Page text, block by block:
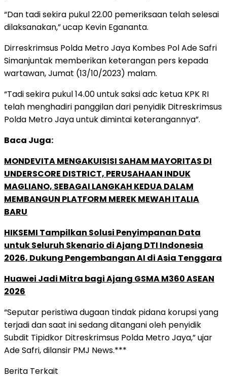
“Dan tadi sekira pukul 22.00 pemeriksaan telah selesai
dilaksanakan,” ucap Kevin Egananta.
Dirreskrimsus Polda Metro Jaya Kombes Pol Ade Safri
Simanjuntak memberikan keterangan pers kepada
wartawan, Jumat (13/10/2023) malam.
“Tadi sekira pukul 14.00 untuk saksi adc ketua KPK RI
telah menghadiri panggilan dari penyidik Ditreskrimsus
Polda Metro Jaya untuk dimintai keterangannya”.
Baca Juga:
MONDEVITA MENGAKUISISI SAHAM MAYORITAS DI
UNDERSCORE DISTRICT, PERUSAHAAN INDUK
MAGLIANO, SEBAGAI LANGKAH KEDUA DALAM
MEMBANGUN PLATFORM MEREK MEWAH ITALIA
BARU
HIKSEMI Tampilkan Solusi Penyimpanan Data
untuk Seluruh Skenario di Ajang DTI Indonesia
2026, Dukung Pengembangan AI di Asia Tenggara
Huawei Jadi Mitra bagi Ajang GSMA M360 ASEAN
2026
“Seputar peristiwa dugaan tindak pidana korupsi yang
terjadi dan saat ini sedang ditangani oleh penyidik
Subdit Tipidkor Ditreskrimsus Polda Metro Jaya,” ujar
Ade Safri, dilansir PMJ News.***
Berita Terkait